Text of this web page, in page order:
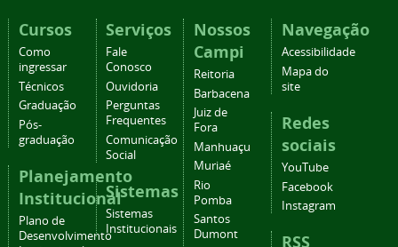
Cursos
Como
ingressar
Técnicos
Graduação
Pós-
graduação
Planejamento
Institucional
Plano de
Desenvolvimento
Serviços
Fale
Conosco
Ouvidoria
Perguntas
Frequentes
Comunicação
Social
Sistemas
Sistemas
Institucionais
Nossos
Campi
Reitoria
Barbacena
Juiz de
Fora
Manhuaçu
Muriaé
Rio
Pomba
Santos
Dumont
Navegação
Acessibilidade
Mapa do
site
Redes
sociais
YouTube
Facebook
Instagram
RSS